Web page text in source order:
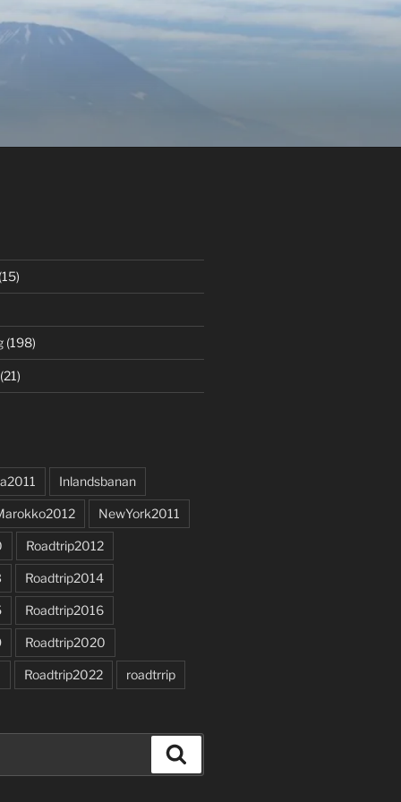
(198)
Inlandsbanan
NewYork2011
Roadtrip2012
Roadtrip2014
Roadtrip2016
Roadtrip2020
Roadtrip2022 roadtrrip